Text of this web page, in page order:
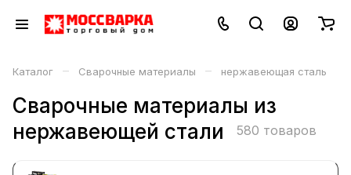
Каталог – Сварочные материалы – нержавеющая сталь
Сварочные материалы из
нержавеющей стали
580 товаров